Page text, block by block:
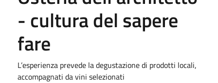
- cultura del sapere
fare
L’esperienza prevede la degustazione di prodotti locali,
accompagnati da vini selezionati